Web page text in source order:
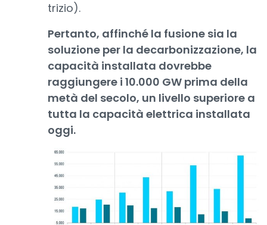
trizio).
Pertanto, affinché la fusione sia la
soluzione per la decarbonizzazione, la
capacità installata dovrebbe
raggiungere i 10.000 GW prima della
metà del secolo, un livello superiore a
tutta la capacità elettrica installata
oggi.